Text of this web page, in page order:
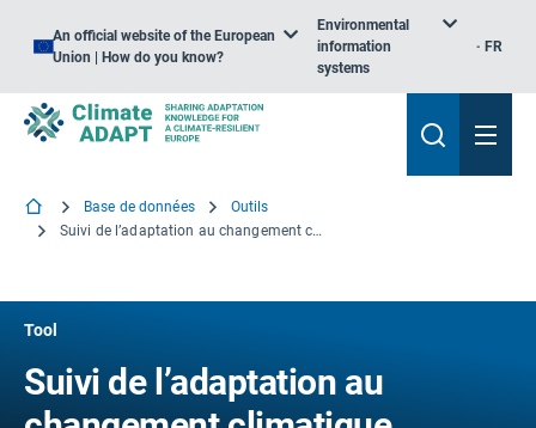
An official website of the European
Union | How do you know?
Environmental
information
systems
FR
Base de données
Outils
Suivi de l’adaptation au changement climatique (MACC)
Tool
Suivi de l’adaptation au